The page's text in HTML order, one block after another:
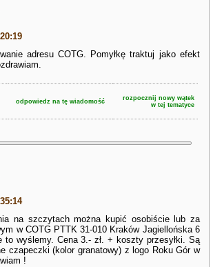
adresu COTG. Pomyłkę traktuj jako efekt
odpowiedz na tę wiadomość
rozpocznij nowy wątek
w tej tematyce
na szczytach można kupić osobiście lub za
w COTG PTTK 31-010 Kraków Jagiellońska 6
to wyślemy. Cena 3.- zł. + koszty przesyłki. Są
czapeczki (kolor granatowy) z logo Roku Gór w
!